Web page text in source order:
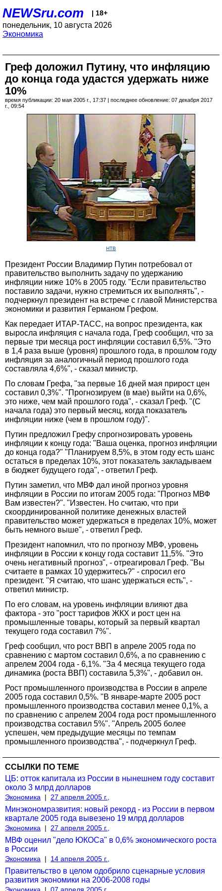
NEWSru.com | 18+
понедельник, 10 августа 2026
Экономика
Греф доложил Путину, что инфляцию
до конца года удастся удержать ниже
10%
время публикации: 20 мая 2005 г., 17:37 | последнее обновление: 07 декабря 2017
г., 09:54
НТВ
Президент России Владимир Путин потребовал от
правительство выполнить задачу по удержанию
инфляции ниже 10% в 2005 году. "Если правительство
поставило задачи, нужно стремиться их выполнять", -
подчеркнул президент на встрече с главой Министерства
экономики и развития Германом Грефом.
Как передает ИТАР-ТАСС, на вопрос президента, как
выросла инфляция с начала года, Греф сообщил, что за
первые три месяца рост инфляции составил 6,5%. "Это
в 1,4 раза выше (уровня) прошлого года, в прошлом году
инфляция за аналогичный период прошлого года
составляла 4,6%", - сказал министр.
По словам Грефа, "за первые 16 дней мая прирост цен
составил 0,3%". "Прогнозируем (в мае) выйти на 0,6%,
это ниже, чем май прошлого года", - сказал Греф. "(С
начала года) это первый месяц, когда показатель
инфляции ниже (чем в прошлом году)".
Путин предложил Грефу спрогнозировать уровень
инфляции к концу года: "Ваша оценка, прогноз инфляции
до конца года?" "Планируем 8,5%, в этом году есть шанс
остаться в пределах 10%, этот показатель закладываем
в бюджет будущего года", - ответил Греф.
Путин заметил, что МВФ дал иной прогноз уровня
инфляции в России по итогам 2005 года: "Прогноз МВФ
Вам известен?". "Известен. Но считаю, что при
скоординированной политике денежных властей
правительство может удержаться в пределах 10%, может
быть немного выше", - ответил Греф.
Президент напомнил, что по прогнозу МВФ, уровень
инфляции в России к концу года составит 11,5%. "Это
очень негативный прогноз", - отреагировал Греф. "Вы
считаете в рамках 10 удержитесь?" - спросил его
президент. "Я считаю, что шанс удержаться есть", -
ответил министр.
По его словам, на уровень инфляции влияют два
фактора - это "рост тарифов ЖКХ и рост цен на
промышленные товары, который за первый квартал
текущего года составил 7%".
Греф сообщил, что рост ВВП в апреле 2005 года по
сравнению с мартом составил 0,6%, а по сравнению с
апрелем 2004 года - 6,1%. "За 4 месяца текущего года
динамика (роста ВВП) составила 5,3%", - добавил он.
Рост промышленного производства в России в апреле
2005 года составил 0,5%. "В январе-марте 2005 рост
промышленного производства составил менее 0,1%, а
по сравнению с апрелем 2004 года рост промышленного
производства составил 5%". "Апрель 2005 более
успешен, чем предыдущие месяцы по темпам
промышленного производства", - подчеркнул Греф.
ССЫЛКИ ПО ТЕМЕ
ЦБ: отток капитала из России в нынешнем году составит
около 3 млрд долларов
Экономика | 27 апреля 2005 г.,
Минэкономразвития: новый рекорд - из России в первом
квартале 2005 года вывезено 19 млрд долларов
Экономика | 27 апреля 2005 г.,
МВФ оценил "дело ЮКОСа" в 0,6% экономического роста
в России
Экономика | 14 апреля 2005 г.,
Правительство в целом одобрило сценарные условия
развития экономики на 2006-2008 годы
Экономика | 07 апреля 2005 г.,